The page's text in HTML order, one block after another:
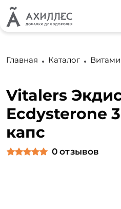
Главная Каталог
Vitalers
Ecdysterone
капс
0 отзывов